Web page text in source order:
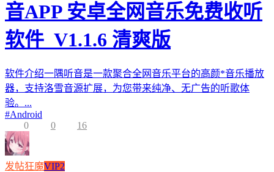
音APP 安卓全网音乐免费收听
软件_V1.1.6 清爽版
软件介绍一隅听音是一款聚合全网音乐平台的高颜*音乐播放
器，支持洛雪音源扩展，为您带来纯净、无广告的听歌体
验。...
#Android
0
0 16
发帖狂魔VIP2